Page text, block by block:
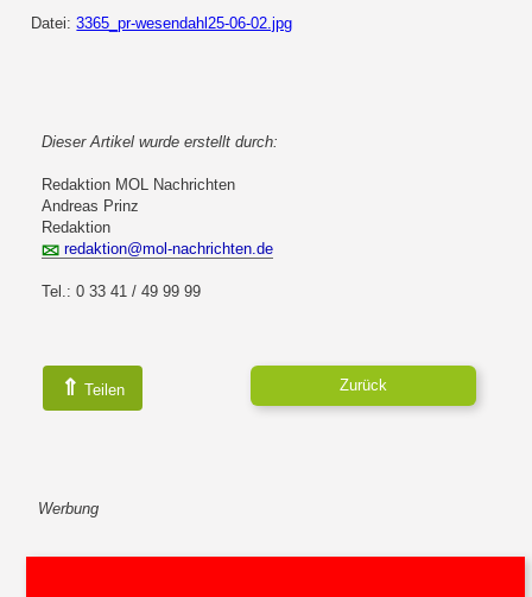
Datei:3365_pr-wesendahl25-06-02.jpg
Dieser Artikel wurde erstellt durch:
Redaktion MOL Nachrichten
Andreas Prinz
Redaktion
redaktion@mol-nachrichten.de
Tel.: 0 33 41 / 49 99 99
⇑ Teilen Zurück
Werbung